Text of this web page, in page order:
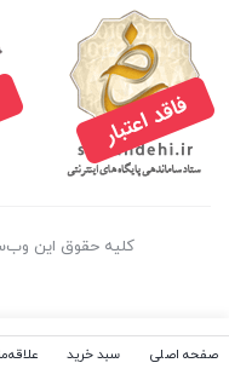
کلیه حقوق این
صفحه اصلی سبد خرید